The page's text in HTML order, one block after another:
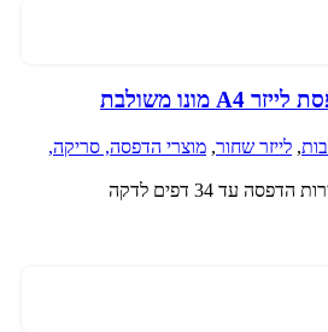
, לייזר שחור, מוצרי הדפסה, סריקה,
עד 34 דפים לדקה